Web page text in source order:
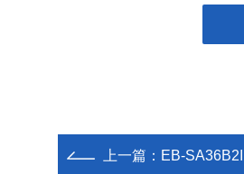
上一篇： EB-